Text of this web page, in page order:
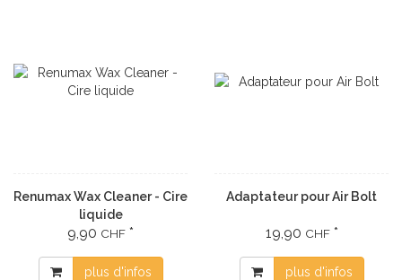
Renumax Wax Cleaner - Cire
liquide
9,90 CHF *
plus d'infos
Adaptateur pour Air Bolt
19,90 CHF*
plus d'infos